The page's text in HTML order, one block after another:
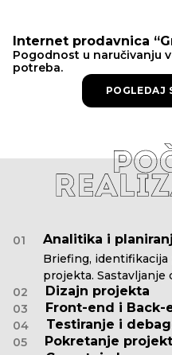
Internet prodavnica
Pogodnost u naručivanju
potreba.
POGLEDAJ
01 Analitika i
Briefing, identifikacija
projekta.
02
Dizajn projekta
03 Front-end i Back-
04 Testiranje i
05 Pokretanje